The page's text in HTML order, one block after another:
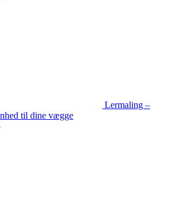
Lermaling –
til dine vægge